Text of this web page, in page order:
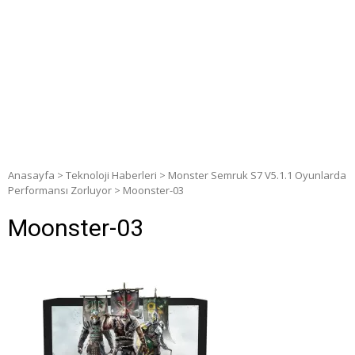
Anasayfa > Teknoloji Haberleri > Monster Semruk S7 V5.1.1 Oyunlarda
Performansı Zorluyor > Moonster-03
Moonster-03